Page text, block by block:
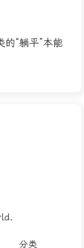
“躺平”本能
分类